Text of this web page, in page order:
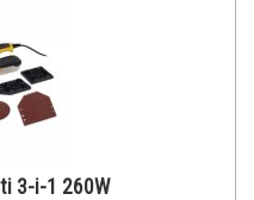
3-i-1 260W